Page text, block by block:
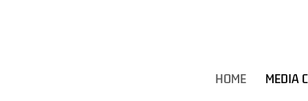
HOME MEDIA